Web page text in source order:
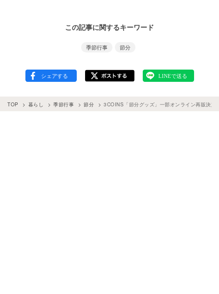
この記事に関するキーワード
季節行事 節分
TOP 暮らし 季節行事 節分 3COINS「節分グッズ」一部オンライン再販決定